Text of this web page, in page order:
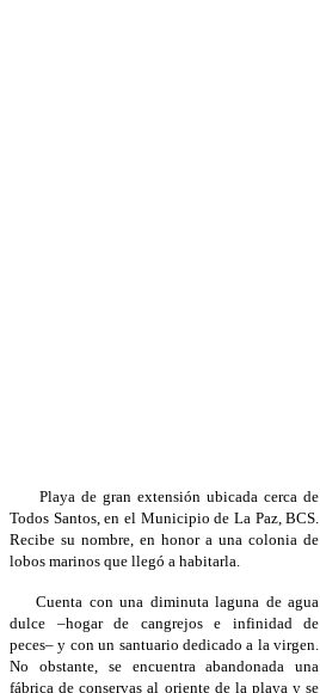
Playa de gran extensión ubicada cerca de
Todos Santos, en el Municipio de La Paz, BCS.
Recibe su nombre, en honor a una colonia de
lobos marinos que llegó a habitarla.
Cuenta con una diminuta laguna de agua
dulce –hogar de cangrejos e infinidad de
peces– y con un santuario dedicado a la virgen.
No obstante, se encuentra abandonada una
fábrica de conservas al oriente de la playa y se